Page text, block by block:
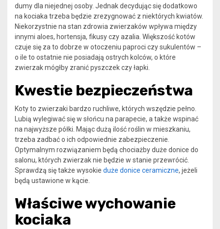
dumy dla niejednej osoby. Jednak decydując się dodatkowo
na kociaka trzeba będzie zrezygnować z niektórych kwiatów.
Niekorzystnie na stan zdrowia zwierzaków wpływa między
innymi aloes, hortensja, fikusy czy azalia. Większość kotów
czuje się za to dobrze w otoczeniu paproci czy sukulentów –
o ile to ostatnie nie posiadają ostrych kolców, o które
zwierzak mógłby zranić pyszczek czy łapki.
Kwestie bezpieczeństwa
Koty to zwierzaki bardzo ruchliwe, których wszędzie pełno.
Lubią wylegiwać się w słońcu na parapecie, a także wspinać
na najwyższe półki. Mając dużą ilość roślin w mieszkaniu,
trzeba zadbać o ich odpowiednie zabezpieczenie.
Optymalnym rozwiązaniem będą chociażby duże donice do
salonu, których zwierzak nie będzie w stanie przewrócić.
Sprawdzą się także wysokie duże donice ceramiczne, jeżeli
będą ustawione w kącie.
Właściwe wychowanie
kociaka